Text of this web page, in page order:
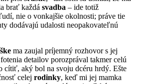
brať každá svadba – ide totiž
nie o vonkajšie okolnosti; práve tie
dodávajú udalosti neopakovateľnú
ma zaujal príjemný rozhovor s jej
detailov porozprával takmer celú
cítiť, aký bol na svoju dcéru hrdý. Ešte
celej rodinky, keď mi jej mamka